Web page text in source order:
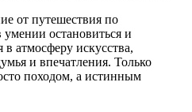
от путешествия по
умении остановиться и
в атмосферу искусства,
и впечатления. Только
походом, а истинным